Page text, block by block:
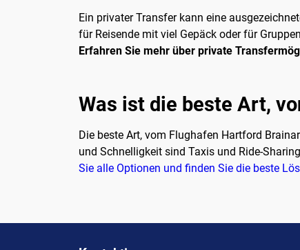
Ein privater Transfer kann eine
für Reisende mit viel Gepäck oder für
Erfahren Sie mehr über private
Was ist die beste Art,
Die beste Art, vom Flughafen Hartford
und Schnelligkeit sind Taxis und Ride-
Sie alle Optionen und finden Sie die beste